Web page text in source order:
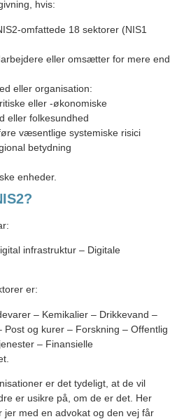
hvis:
omfattede 18 sektorer (NIS1
eller omsætter for mere end
eller organisation:
eller -økonomiske
eller folkesundhed
væsentlige systemiske risici
betydning
enheder.
infrastruktur – Digitale
er:
– Kemikalier – Drikkevand –
Post og kurer – Forskning – Offentlig
– Finansielle
er det tydeligt, at de vil
er usikre på, om de er det. Her
med en advokat og den vej får